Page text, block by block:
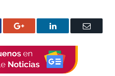
Google+ LinkedIn
Correo